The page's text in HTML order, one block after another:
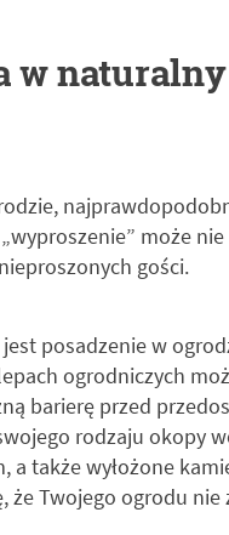
w
może
gości.
posadzenie w
ogrodniczych
barierę przed
rodzaju okopy
a także wyłożone
że Twojego ogrodu